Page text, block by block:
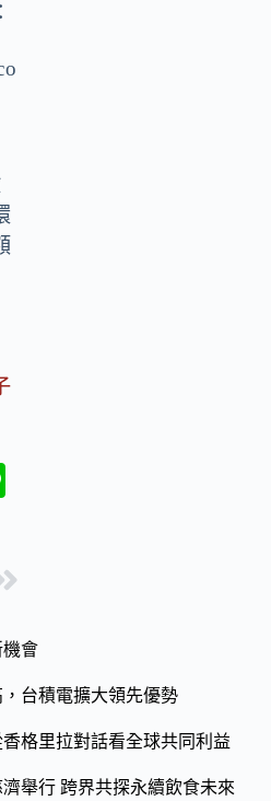
會
台積電擴大領先優勢
格里拉對話看全球共同利益
舉行 跨界共探永續飲食未來